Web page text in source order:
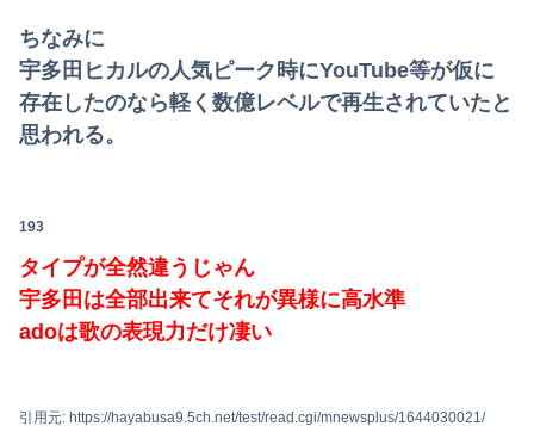
ちなみに
宇多田ヒカルの人気ピーク時にYouTube等が仮に
存在したのなら軽く数億レベルで再生されていたと
思われる。
193
タイプが全然違うじゃん
宇多田は全部出来てそれが異様に高水準
adoは歌の表現力だけ凄い
引用元: https://hayabusa9.5ch.net/test/read.cgi/mnewsplus/1644030021/